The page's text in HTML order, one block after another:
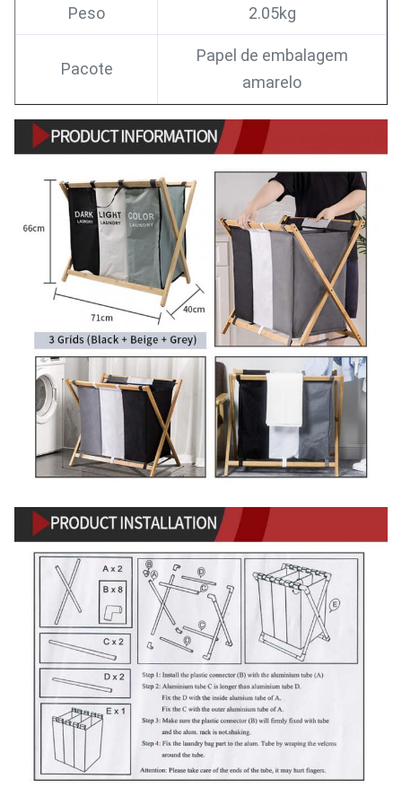
Peso 2.05kg
Pacote
Papel de embalagem
amarelo